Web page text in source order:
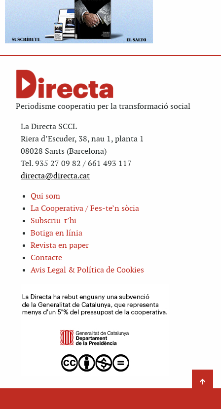
Periodisme cooperatiu per la transformació social
La Directa SCCL
Riera d’Escuder, 38, nau 1, planta 1
08028 Sants (Barcelona)
Tel. 935 27 09 82 / 661 493 117
directa@directa.cat
Qui som
La Cooperativa / Fes-te’n sòcia
Subscriu-t’hi
Botiga en línia
Revista en paper
Contacte
Avis Legal & Política de Cookies